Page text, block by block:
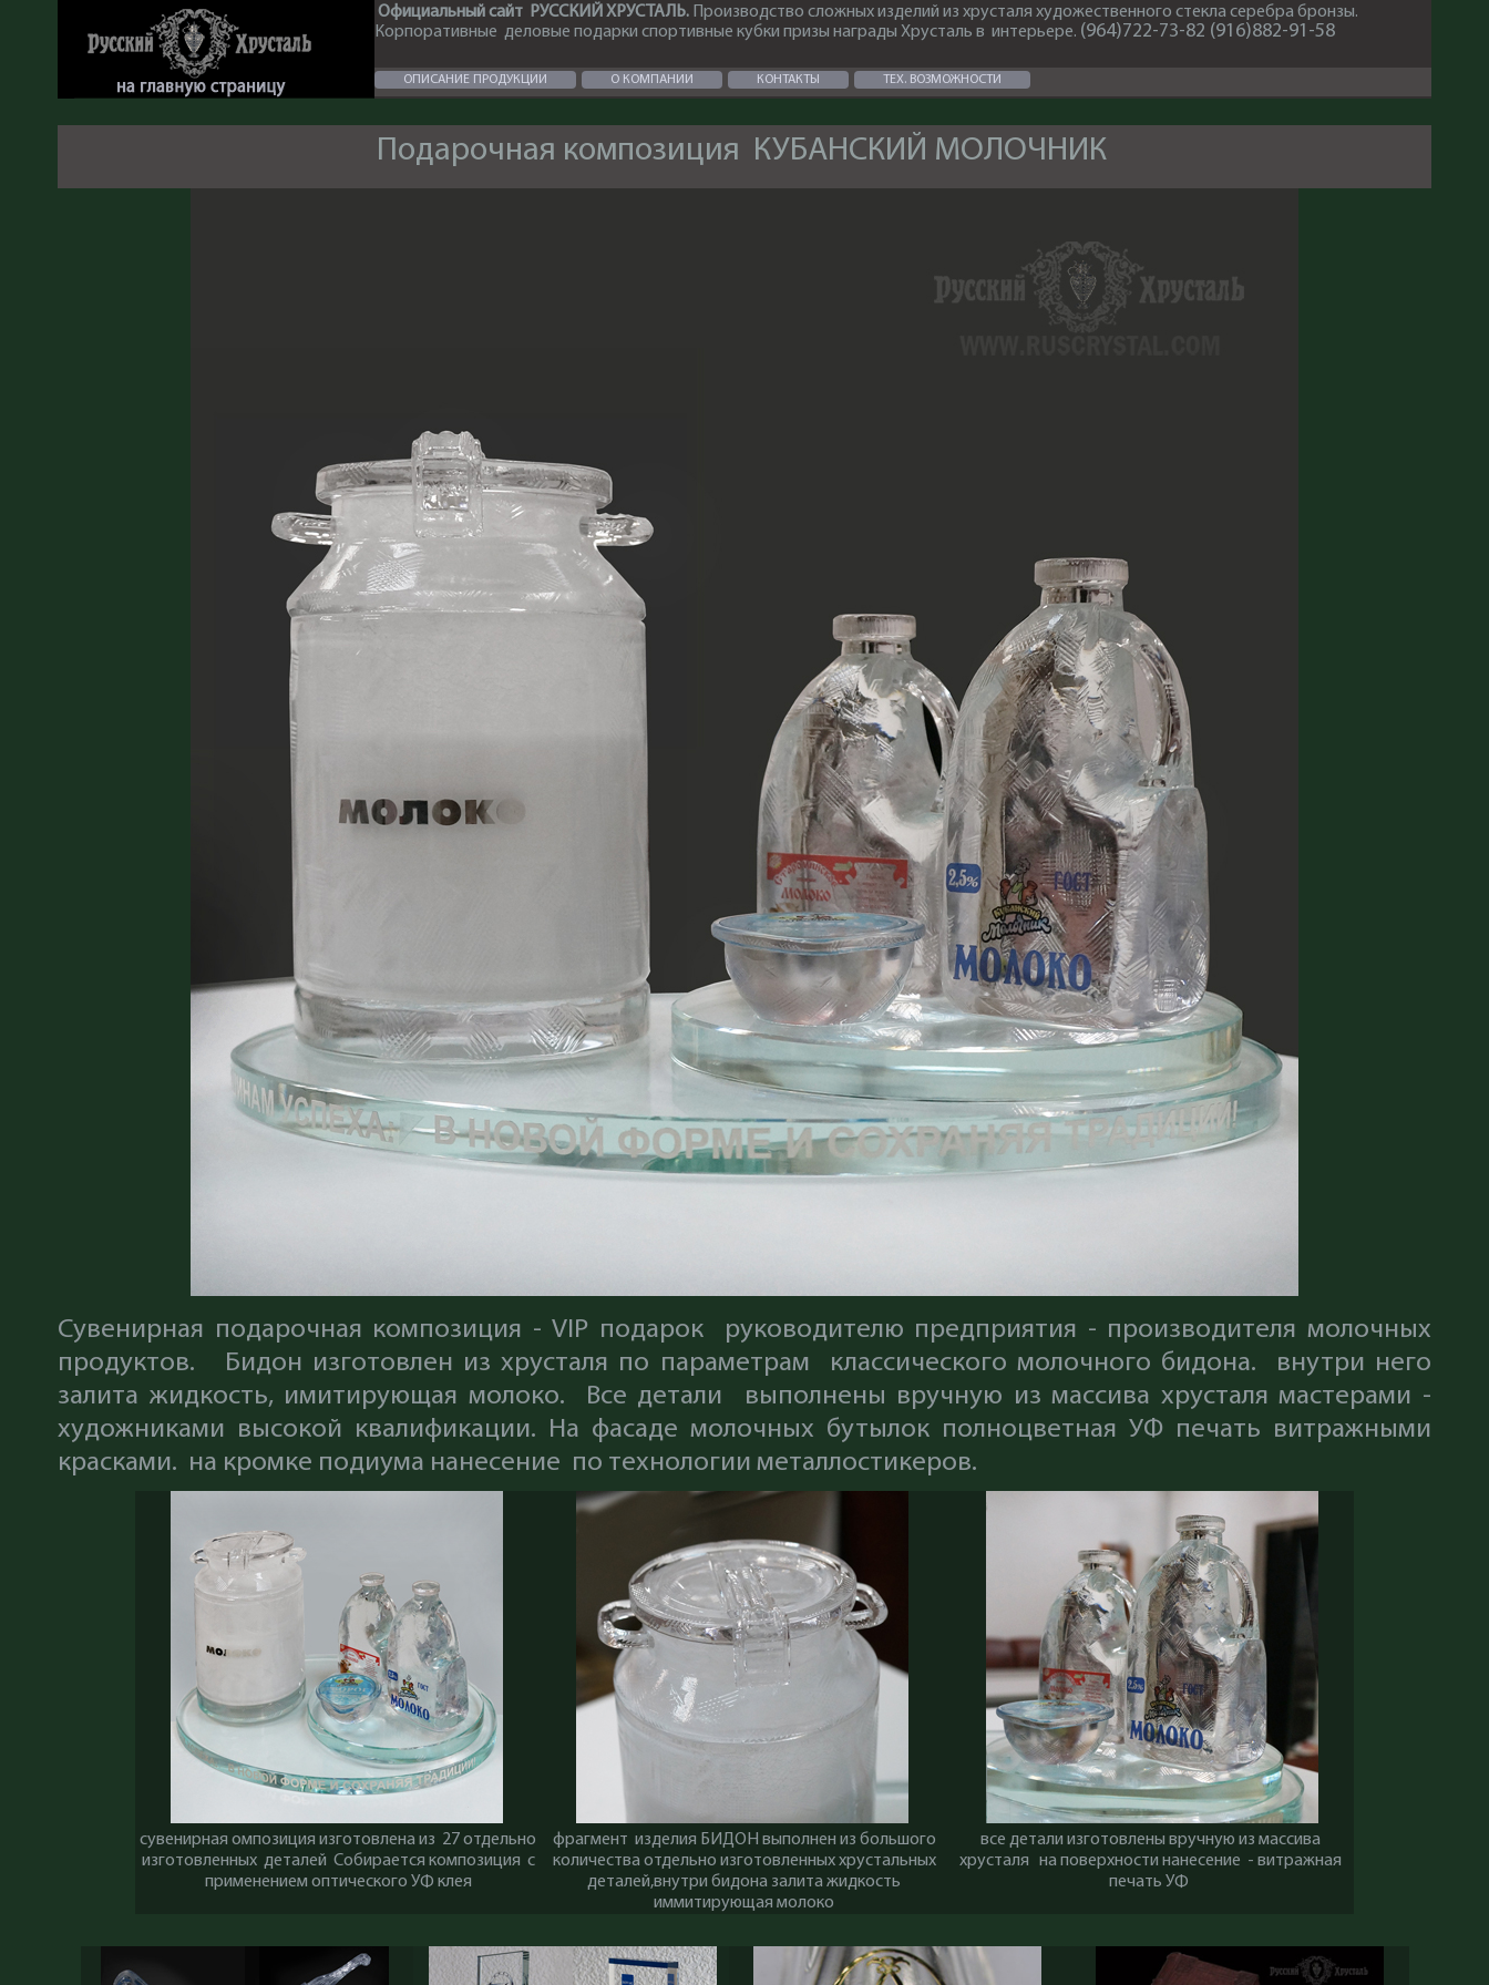
Официальный сайт РУССКИЙ ХРУСТАЛЬ.
Производство сложных изделий из хрусталя художественного стекла серебра бронзы.
Корпоративные деловые подарки спортивные кубки призы награды Хрусталь в интерьере. (964)722-73-82 (916)882-91-58
ОПИСАНИЕ ПРОДУКЦИИ О КОМПАНИИ КОНТАКТЫ ТЕХ. ВОЗМОЖНОСТИ
Подарочная композиция КУБАНСКИЙ МОЛОЧНИК
Сувенирная подарочная композиция - VIP подарок руководителю предприятия - производителя молочных
продуктов. Бидон изготовлен из хрусталя по параметрам классического молочного бидона. внутри него
залита жидкость, имитирующая молоко. Все детали выполнены вручную из массива хрусталя мастерами -
художниками высокой квалификации. На фасаде молочных бутылок полноцветная УФ печать витражными
красками. на кромке подиума нанесение по технологии металлостикеров.
сувенирная омпозиция изготовлена из 27 отдельно
изготовленных деталей Собирается композиция с
применением оптического УФ клея
фрагмент изделия БИДОН выполнен из большого
количества отдельно изготовленных хрустальных
деталей,внутри бидона залита жидкость
иммитирующая молоко
все детали изготовлены вручную из массива
хрусталя на поверхности нанесение - витражная
печать УФ